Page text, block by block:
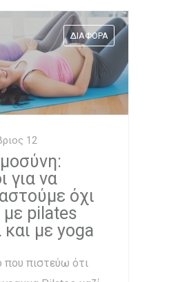
ΔΙΆΦΟΡΑ
12
για να
όχι
με pilates
με yoga
που πιστεύω ότι